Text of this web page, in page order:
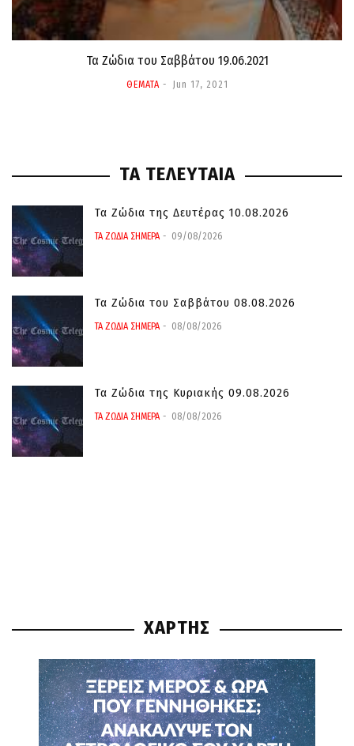
Τα Ζώδια τoυ Σαββάτου 19.06.2021
ΘΕΜΑΤΑ Jun 17, 2021
ΤΑ ΤΕΛΕΥΤΑΙΑ
Τα Ζώδια της Δευτέρας 10.08.2026
ΤΑ ΖΩΔΙΑ ΣΗΜΕΡΑ 09/08/2026
Τα Ζώδια του Σαββάτου 08.08.2026
ΤΑ ΖΩΔΙΑ ΣΗΜΕΡΑ 08/08/2026
Τα Ζώδια της Κυριακής 09.08.2026
ΤΑ ΖΩΔΙΑ ΣΗΜΕΡΑ 08/08/2026
ΧΑΡΤΗΣ